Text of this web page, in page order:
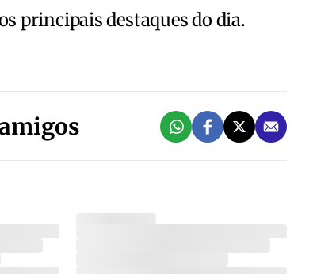
principais destaques do dia.